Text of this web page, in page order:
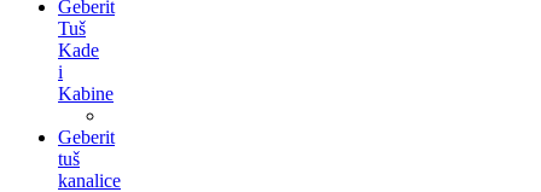
Geberit
Tuš
Kade
i
Kabine
Geberit
tuš
kanalice